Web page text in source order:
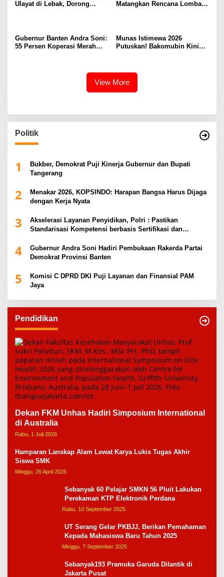
Ulayat di Lebak, Dorong
Matangkan Rencana Lomba
Gubernur Banten Andra Soni:
55 Persen Koperasi Merah
Munas Istimewa 2026
Putuskan! Bakomubin Kini
View More
Politik
1
Bukber, Demokrat Puji Kinerja Gubernur dan Bupati
Tangerang
2
Menakar 2026, KOPSINDO: Harapan Bangsa Harus Dijaga
dengan Kerja Nyata
3
Akselerasi Layanan Penyidikan, Polri : Pastikan
Standarisasi Kompetensi berbasis Sertifikasi dan
4
Gubernur Andra Soni Hadiri Pembukaan Rakerda Partai
Demokrat Provinsi Banten
5
Komisi C DPRD DKI Puji Layanan dan Finansial PAM
Jaya
Pendidikan
Dekan FKM Unhas Hadiri Simposium International
di Australia
Rabu, 1 Juli 2026
Hamparan Lanskap Alam Lewat Karya Lukis Tugas Akhir
Siswa SMK
Minggu, 26 April 2026
Sebanyak 60 Pelajar SMKN 56 Pluit Lakukan
Perekaman KTP Elektronik Perdana
Rabu, 10 September 2025
UT Serang Gelar PKBJJ, Berikan Pemahaman
Kepada Mahasiswa Baru Tahun 2025
Minggu, 7 September 2025
Sebanyak193 Pramuka Garuda Dilantik di
Jakarta Pusat